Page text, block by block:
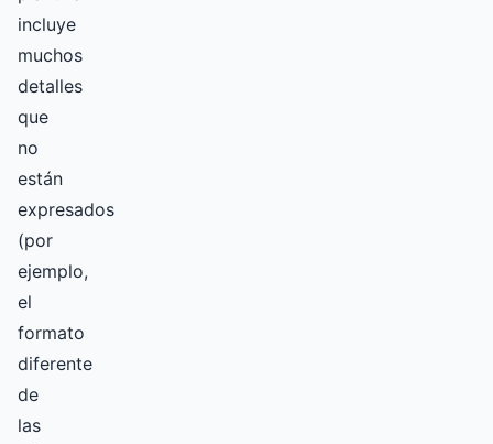
incluye
muchos
detalles
que
no
están
expresados
(por
ejemplo,
el
formato
diferente
de
las